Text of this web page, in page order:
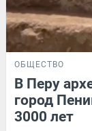
ОБЩЕСТВО
В Перу
город
3000 лет